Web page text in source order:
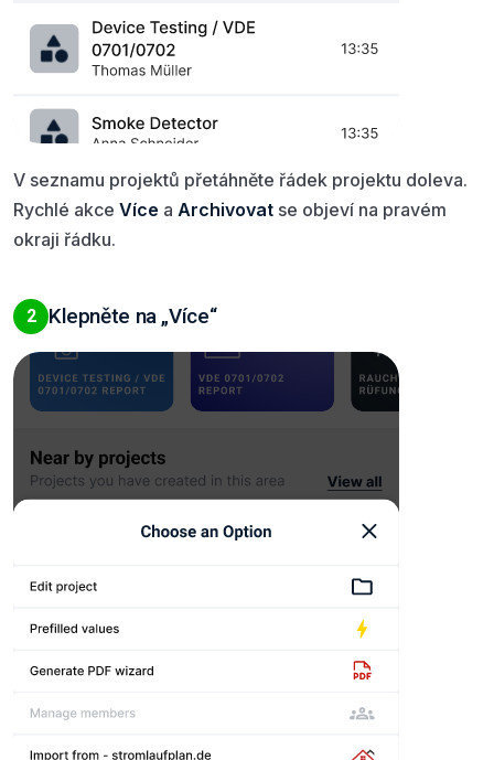
V seznamu projektů přetáhněte řádek projektu doleva.
Rychlé akce Více a Archivovat se objeví na pravém
okraji řádku.
2 Klepněte na „Více“